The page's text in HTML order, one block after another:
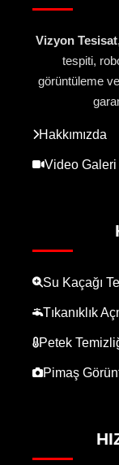
Vizyon Tesisat
tespiti,
görüntüleme
Hakkımızda
Video Galeri
Su Kaçağı
Tıkanıklık
Petek
Pimaş